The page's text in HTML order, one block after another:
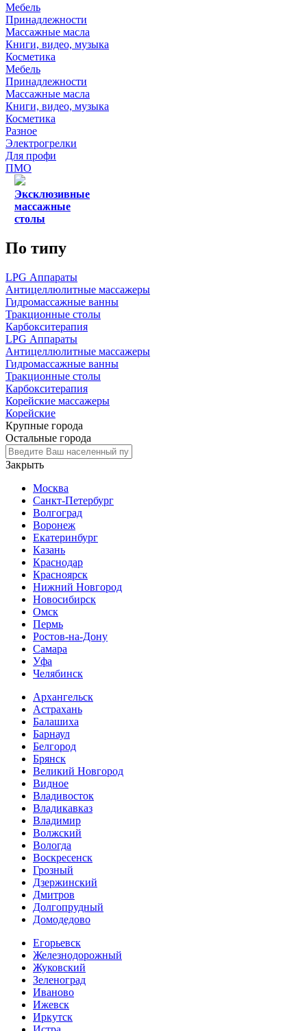
Мебель
Принадлежности
Массажные масла
Книги, видео, музыка
Косметика
Мебель
Принадлежности
Массажные масла
Книги, видео, музыка
Косметика
Разное
Электрогрелки
Для профи
ПМО
Эксклюзивные
массажные
столы
По типу
LPG Аппараты
Антицеллюлитные массажеры
Гидромассажные ванны
Тракционные столы
Карбокситерапия
LPG Аппараты
Антицеллюлитные массажеры
Гидромассажные ванны
Тракционные столы
Карбокситерапия
Корейские массажеры
Корейские
Крупные города
Остальные города
Закрыть
Москва
Санкт-Петербург
Волгоград
Воронеж
Екатеринбург
Казань
Краснодар
Красноярск
Нижний Новгород
Новосибирск
Омск
Пермь
Ростов-на-Дону
Самара
Уфа
Челябинск
Архангельск
Астрахань
Балашиха
Барнаул
Белгород
Брянск
Великий Новгород
Видное
Владивосток
Владикавказ
Владимир
Волжский
Вологда
Воскресенск
Грозный
Дзержинский
Дмитров
Долгопрудный
Домодедово
Егорьевск
Железнодорожный
Жуковский
Зеленоград
Иваново
Ижевск
Иркутск